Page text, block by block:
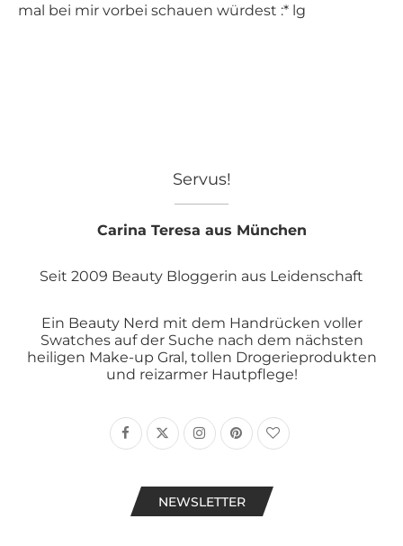
mal bei mir vorbei schauen würdest :* lg
Servus!
Carina Teresa aus München
Seit 2009 Beauty Bloggerin aus Leidenschaft
Ein Beauty Nerd mit dem Handrücken voller
Swatches auf der Suche nach dem nächsten
heiligen Make-up Gral, tollen Drogerieprodukten
und reizarmer Hautpflege!
NEWSLETTER